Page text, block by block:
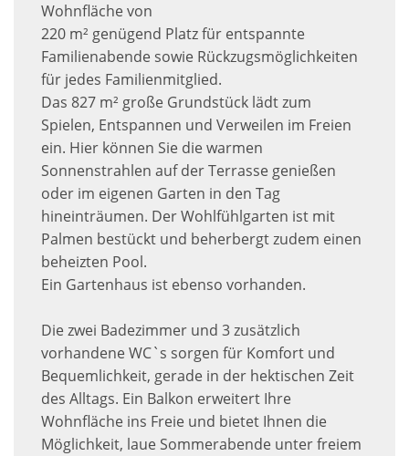
Wohnfläche von
220 m² genügend Platz für entspannte
Familienabende sowie Rückzugsmöglichkeiten
für jedes Familienmitglied.
Das 827 m² große Grundstück lädt zum
Spielen, Entspannen und Verweilen im Freien
ein. Hier können Sie die warmen
Sonnenstrahlen auf der Terrasse genießen
oder im eigenen Garten in den Tag
hineinträumen. Der Wohlfühlgarten ist mit
Palmen bestückt und beherbergt zudem einen
beheizten Pool.
Ein Gartenhaus ist ebenso vorhanden.
Die zwei Badezimmer und 3 zusätzlich
vorhandene WC`s sorgen für Komfort und
Bequemlichkeit, gerade in der hektischen Zeit
des Alltags. Ein Balkon erweitert Ihre
Wohnfläche ins Freie und bietet Ihnen die
Möglichkeit, laue Sommerabende unter freiem